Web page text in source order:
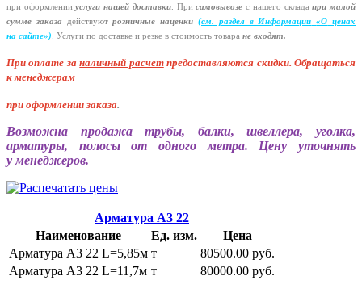
при оформленииуслуги нашей доставки. Присамовывозе с нашего складапри малой
сумме заказа
действуютрозничные наценки (см. раздел в Информации «О ценах
на сайте»). Услуги по доставке и резке в стоимость товара не входят.
При оплате заналичный расчет предоставляются скидки. Обращаться
к менеджерам
при оформлении заказа.
Возможна продажа трубы, балки, швеллера, уголка,
арматуры, полосы от одного метра. Цену уточнять
у менеджеров.
Наименование Ед. изм. Цена
Арматура А3 22
Арматура А3 22 L=5,85м т
80500.00 руб.
Арматура А3 22 L=11,7м т 80000.00 руб.